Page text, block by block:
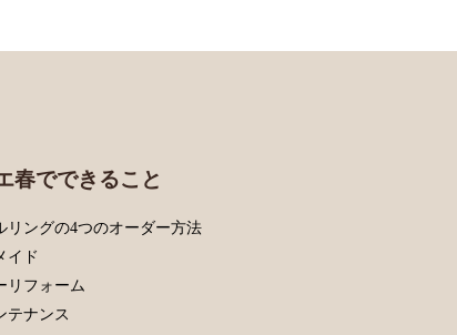
春でできること
リングの4つのオーダー方法
イド
リフォーム
テナンス